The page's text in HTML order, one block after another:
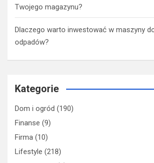
Twojego magazynu?
Dlaczego warto inwestować w maszyny
odpadów?
Kategorie
Dom i ogród (190)
Finanse (9)
Firma (10)
Lifestyle (218)